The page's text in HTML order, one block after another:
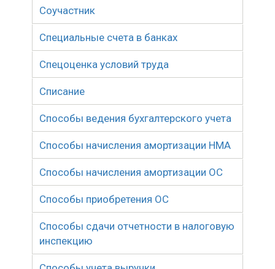
Соучастник
Специальные счета в банках
Спецоценка условий труда
Списание
Способы ведения бухгалтерского учета
Способы начисления амортизации НМА
Способы начисления амортизации ОС
Способы приобретения ОС
Способы сдачи отчетности в налоговую
инспекцию